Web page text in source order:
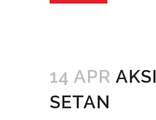
14 APR AKSI
SETAN